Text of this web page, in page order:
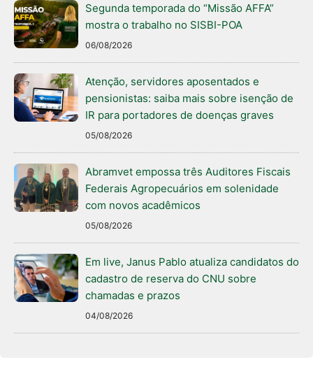
Segunda temporada do “Missão AFFA”
mostra o trabalho no SISBI-POA
06/08/2026
Atenção, servidores aposentados e
pensionistas: saiba mais sobre isenção de
IR para portadores de doenças graves
05/08/2026
Abramvet empossa três Auditores Fiscais
Federais Agropecuários em solenidade
com novos acadêmicos
05/08/2026
Em live, Janus Pablo atualiza candidatos do
cadastro de reserva do CNU sobre
chamadas e prazos
04/08/2026